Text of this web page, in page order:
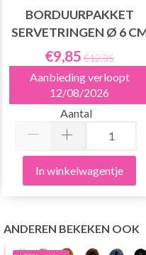
BORDUURPAKKET
SERVETRINGEN Ø 6
€9,85 €12,35
Aanbieding verloopt
12/08/2026
Aantal
In winkelwagentje
ANDEREN BEKEKEN OOK